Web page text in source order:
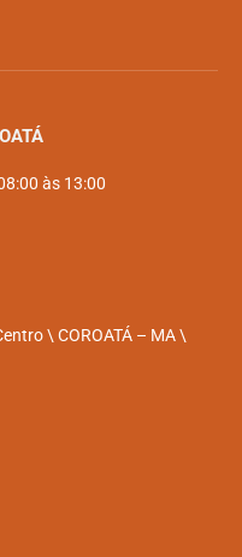
às 13:00
\ COROATÁ – MA \